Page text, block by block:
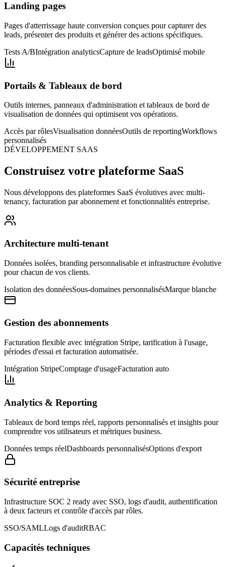
Landing pages
Pages d'atterrissage haute conversion conçues pour capturer des
leads, présenter des produits et générer des actions spécifiques.
Tests A/BIntégration analyticsCapture de leadsOptimisé mobile
Portails & Tableaux de bord
Outils internes, panneaux d'administration et tableaux de bord de
visualisation de données qui optimisent vos opérations.
Accès par rôlesVisualisation donnéesOutils de reportingWorkflows
personnalisés
DÉVELOPPEMENT SAAS
Construisez votre plateforme SaaS
Nous développons des plateformes SaaS évolutives avec multi-
tenancy, facturation par abonnement et fonctionnalités entreprise.
Architecture multi-tenant
Données isolées, branding personnalisable et infrastructure évolutive
pour chacun de vos clients.
Isolation des donnéesSous-domaines personnalisésMarque blanche
Gestion des abonnements
Facturation flexible avec intégration Stripe, tarification à l'usage,
périodes d'essai et facturation automatisée.
Intégration StripeComptage d'usageFacturation auto
Analytics & Reporting
Tableaux de bord temps réel, rapports personnalisés et insights pour
comprendre vos utilisateurs et métriques business.
Données temps réelDashboards personnalisésOptions d'export
Sécurité entreprise
Infrastructure SOC 2 ready avec SSO, logs d'audit, authentification
à deux facteurs et contrôle d'accès par rôles.
SSO/SAMLLogs d'auditRBAC
Capacités techniques